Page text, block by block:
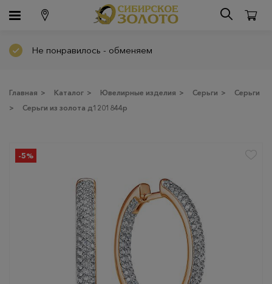
Не понравилось - обменяем
Главная > Каталог > Ювелирные изделия > Серьги >
Серьги
>
Серьги из золота д1201844р
-5%